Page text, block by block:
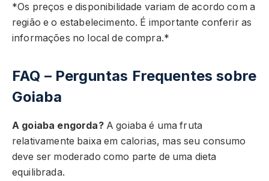
*Os preços e disponibilidade variam de acordo com a
região e o estabelecimento. É importante conferir as
informações no local de compra.*
FAQ – Perguntas Frequentes sobre
Goiaba
A goiaba engorda?A goiaba é uma fruta
relativamente baixa em calorias, mas seu consumo
deve ser moderado como parte de uma dieta
equilibrada.